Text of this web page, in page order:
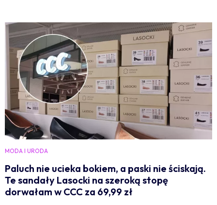
MODA I URODA
Paluch nie ucieka bokiem, a paski nie ściskają.
Te sandały Lasocki na szeroką stopę
dorwałam w CCC za 69,99 zł